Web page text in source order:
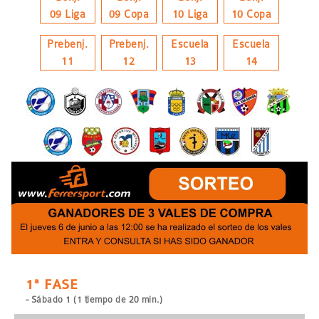
09 Liga
09 Copa
10 Liga
10 Copa
Prebenj.
11
Prebenj.
12
Escuela
13
Escuela
14
1ª FASE
- Sábado 1 (1 tiempo de 20 min.)